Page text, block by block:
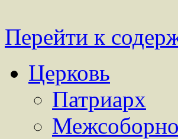
Перейти к
Церковь
Патриарх